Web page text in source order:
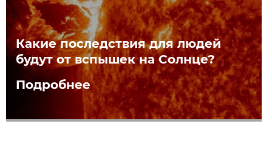
Какие последствия для людей
будут от вспышек на Солнце?
Подробнее